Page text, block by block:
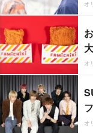
オ
オ
オ